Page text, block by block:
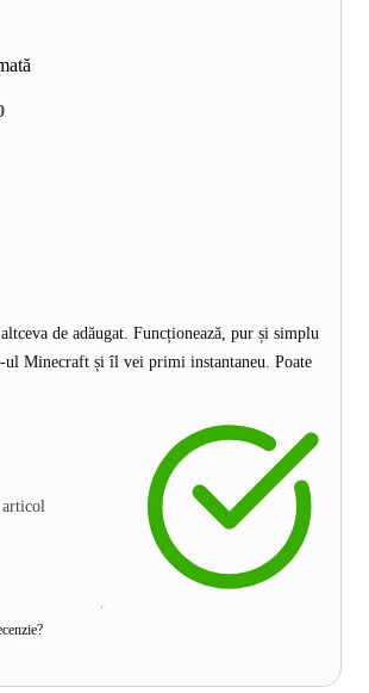
de adăugat. Funcționează, pur și simplu
ul Minecraft și îl vei primi instantaneu. Poate
articol